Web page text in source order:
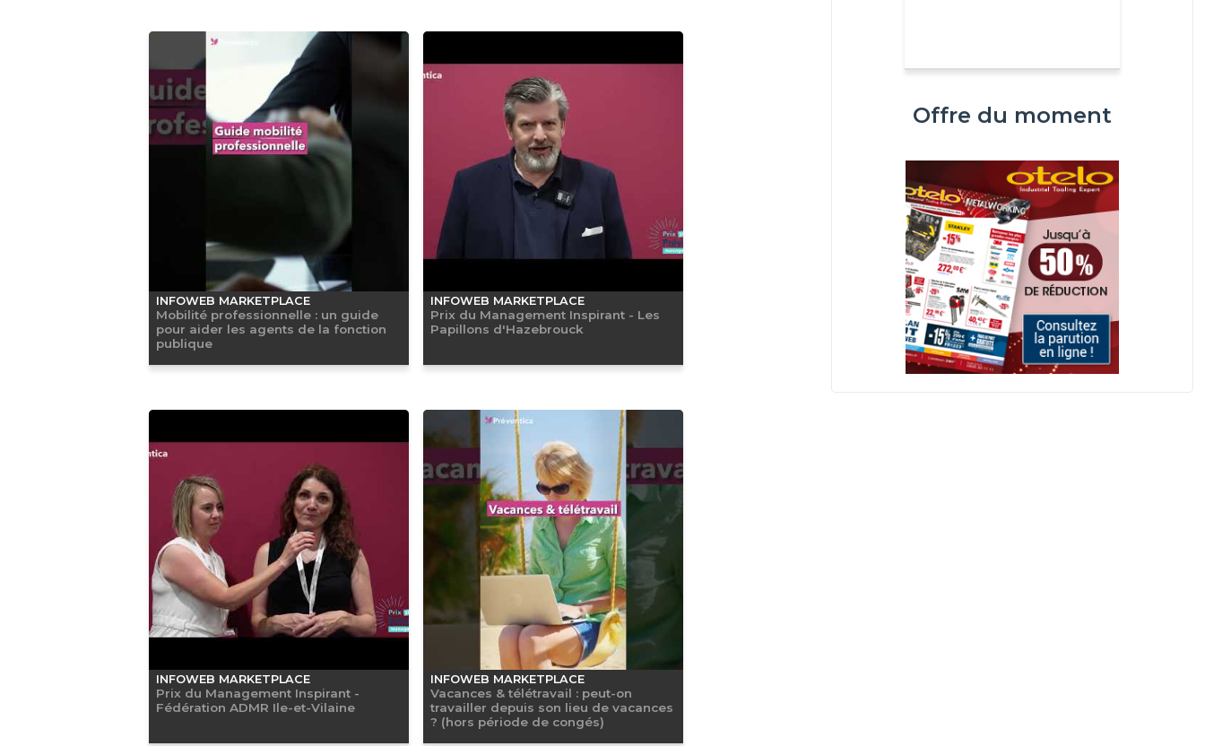
INFOWEB MARKETPLACE
Mobilité professionnelle : un guide
pour aider les agents de la fonction
publique
INFOWEB MARKETPLACE
Prix du Management Inspirant - Les
Papillons d'Hazebrouck
INFOWEB MARKETPLACE
Prix du Management Inspirant -
Fédération ADMR Ile-et-Vilaine
INFOWEB MARKETPLACE
Vacances & télétravail : peut-on
travailler depuis son lieu de vacances
? (hors période de congés)
Offre du moment